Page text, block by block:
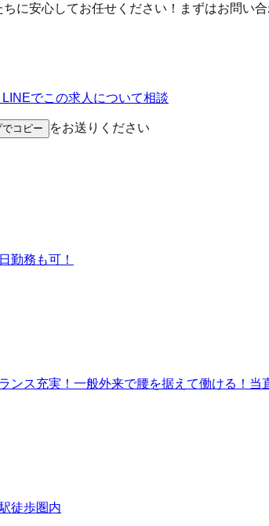
に安心してお任せください！まずはお問い合
LINEでこの求人について相談
コピー をお送りください
勤務も可！
ンス充実！一般外来で腰を据えて働ける！当
徒歩圏内